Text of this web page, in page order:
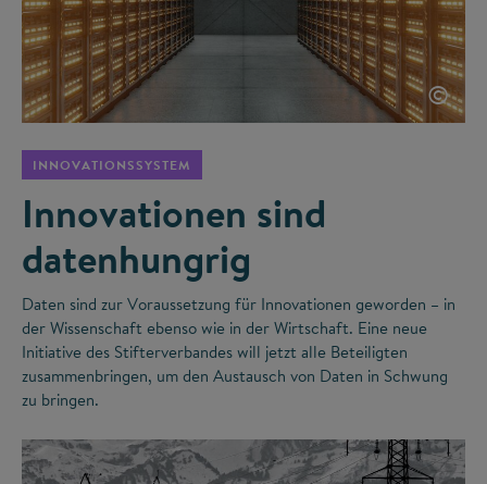
©
INNOVATIONSSYSTEM
Innovationen sind
datenhungrig
Daten sind zur Voraussetzung für Innovationen geworden – in
der Wissenschaft ebenso wie in der Wirtschaft. Eine neue
Initiative des Stifterverbandes will jetzt alle Beteiligten
zusammenbringen, um den Austausch von Daten in Schwung
zu bringen.